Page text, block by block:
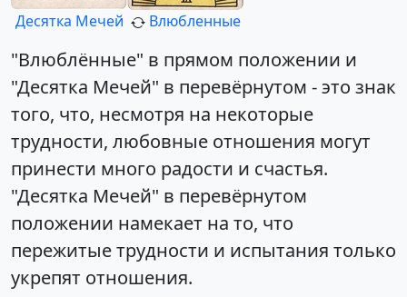
Десятка Мечей Влюбленные
"Влюблённые" в прямом положении и
"Десятка Мечей" в перевёрнутом - это знак
того, что, несмотря на некоторые
трудности, любовные отношения могут
принести много радости и счастья.
"Десятка Мечей" в перевёрнутом
положении намекает на то, что
пережитые трудности и испытания только
укрепят отношения.